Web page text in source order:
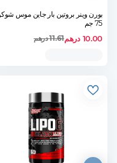
بورن وينر بروتين بار جاين موس
75 جم
10.00 درهم11.61درهم